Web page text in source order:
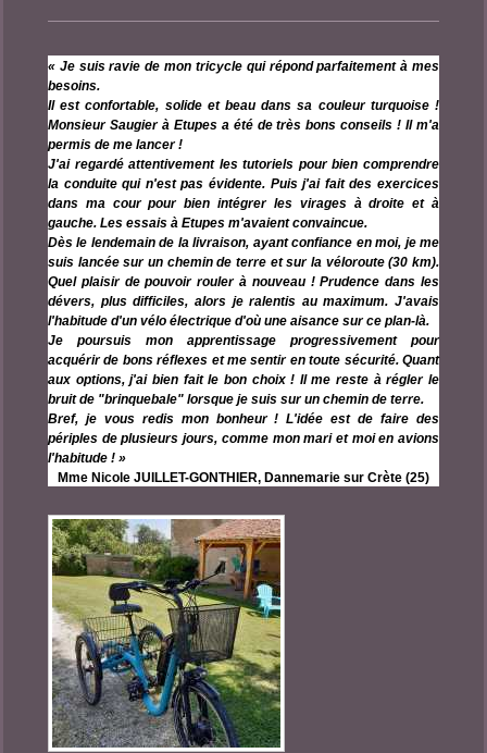
« Je suis ravie de mon tricycle qui répond parfaitement à mes
besoins.
Il est confortable, solide et beau dans sa couleur turquoise !
Monsieur Saugier à Etupes a été de très bons conseils ! Il m'a
permis de me lancer !
J'ai regardé attentivement les tutoriels pour bien comprendre
la conduite qui n'est pas évidente. Puis j'ai fait des exercices
dans ma cour pour bien intégrer les virages à droite et à
gauche. Les essais à Etupes m'avaient convaincue.
Dès le lendemain de la livraison, ayant confiance en moi, je me
suis lancée sur un chemin de terre et sur la véloroute (30 km).
Quel plaisir de pouvoir rouler à nouveau ! Prudence dans les
dévers, plus difficiles, alors je ralentis au maximum. J'avais
l'habitude d'un vélo électrique d'où une aisance sur ce plan-là.
Je poursuis mon apprentissage progressivement pour
acquérir de bons réflexes et me sentir en toute sécurité. Quant
aux options, j'ai bien fait le bon choix ! Il me reste à régler le
bruit de "brinquebale" lorsque je suis sur un chemin de terre.
Bref, je vous redis mon bonheur ! L'idée est de faire des
périples de plusieurs jours, comme mon mari et moi en avions
l'habitude ! »
Mme Nicole JUILLET-GONTHIER, Dannemarie sur Crète (25)